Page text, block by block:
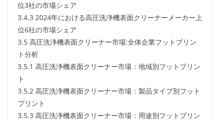
位3社の市場シェア
3.4.3 2024年における高圧洗浄機表面クリーナーメーカー上
位6社の市場シェア
3.5 高圧洗浄機表面クリーナー市場:全体企業フットプリン
ト分析
3.5.1 高圧洗浄機表面クリーナー市場：地域別フットプリン
ト
3.5.2 高圧洗浄機表面クリーナー市場：製品タイプ別フット
プリント
3.5.3 高圧洗浄機表面クリーナー市場：用途別フットプリン